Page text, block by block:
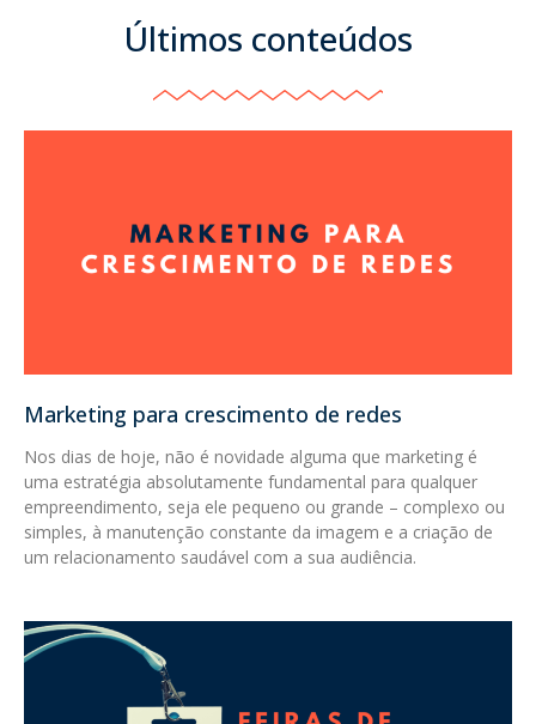
Últimos conteúdos
Marketing para crescimento de redes
Nos dias de hoje, não é novidade alguma que marketing é
uma estratégia absolutamente fundamental para qualquer
empreendimento, seja ele pequeno ou grande – complexo ou
simples, à manutenção constante da imagem e a criação de
um relacionamento saudável com a sua audiência.